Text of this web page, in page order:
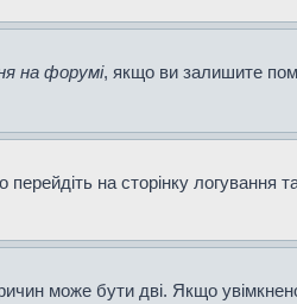
на форумі, якщо ви залишите
на сторінку логування
може бути дві. Якщо